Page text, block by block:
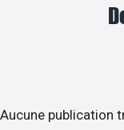
Aucune publication